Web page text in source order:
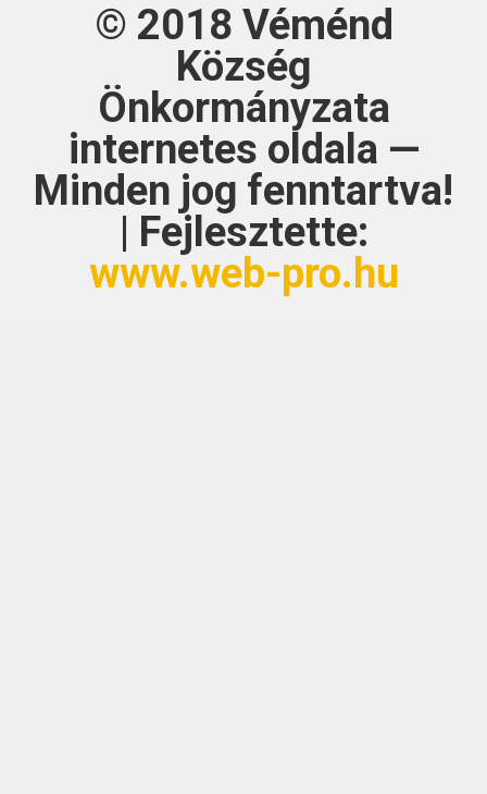
© 2018 Véménd
Község
Önkormányzata
internetes oldala —
Minden jog fenntartva!
| Fejlesztette:
www.web-pro.hu